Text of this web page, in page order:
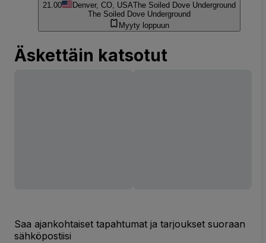
21.00 Denver, CO, USAThe Soiled Dove Underground
The Soiled Dove Underground
Myyty loppuun
Äskettäin katsotut
Saa ajankohtaiset tapahtumat ja tarjoukset suoraan
sähköpostiisi